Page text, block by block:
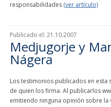
responsabilidades (ver artículo)
Publicado el: 21.10.2007
Medjugorje y
Nágera
Los testimonios publicados en
de quien los firma. Al publicarlos
emitiendo ninguna opinión sobre la